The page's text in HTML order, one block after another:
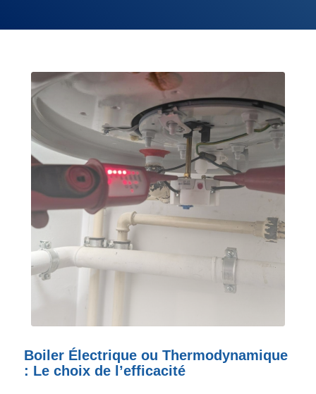
Boiler Électrique ou Thermodynamique
: Le choix de l’efficacité